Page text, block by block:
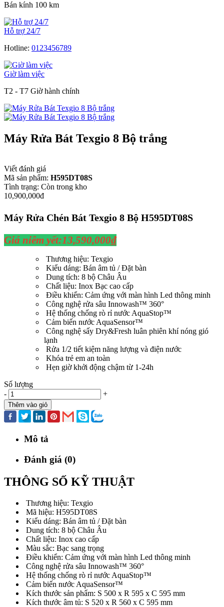
Bán kính 100 km
Hỗ trợ 24/7
Hotline: 0123456789
Giờ làm việc
T2 - T7 Giờ hành chính
Máy Rửa Bát Texgio 8 Bộ trắng
Viết đánh giá
Mã sản phẩm: H595DT08S
Tình trạng: Còn trong kho
10,900,000đ
Máy Rửa Chén Bát Texgio 8 Bộ H595DT08S
Giá niêm yết:13,590,000₫
Thương hiệu: Texgio
Kiểu dáng: Bán âm tủ / Đặt bàn
Dung tích: 8 bộ Châu Âu
Chất liệu: Inox Bạc cao cấp
Điều khiển: Cảm ứng với màn hình Led thông minh
Công nghệ rửa sâu Innowash™ 360°
Hệ thống chống rò rỉ nước AquaStop™
Cảm biến nước AquaSensor™
Công nghệ sấy Dry&Fresh luân phiên khí nóng gió
lạnh
Rửa 1/2 tiết kiệm năng lượng và điện nước
Khóa trẻ em an toàn
Hẹn giờ khởi động chậm từ 1-24h
Số lượng
-
+
Thêm vào giỏ
Mô tả
Đánh giá (0)
THÔNG SỐ KỸ THUẬT
Thương hiệu: Texgio
Mã hiệu: H595DT08S
Kiểu dáng: Bán âm tủ / Đặt bàn
Dung tích: 8 bộ Châu Âu
Chất liệu: Inox cao cấp
Màu sắc: Bạc sang trọng
Điều khiển: Cảm ứng với màn hình Led thông minh
Công nghệ rửa sâu Innowash™ 360°
Hệ thống chống rò rỉ nước AquaStop™
Cảm biến nước AquaSensor™
Kích thước sản phẩm: S 500 x R 595 x C 595 mm
Kích thước âm tủ: S 520 x R 560 x C 595 mm